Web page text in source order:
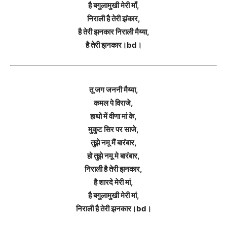
है बगुलामुखी मेरी माँ,
निराली है तेरी झंकार,
है तेरी झनकार निराली मैय्या,
है तेरी झनकार।bd।
तू जग जननी मैय्या,
कमल पे विराजे,
हाथो में वीणा मां के,
मुकुट सिर पर साजे,
तुझे नमू मैं बारंबार,
हो तुझे नमू मे बारंबार,
निराली है तेरी झनकार,
है शारदे मेरी मां,
है बगुलामुखी मेरी मां,
निराली है तेरी झनकार।bd।